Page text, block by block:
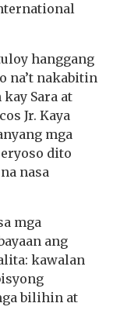
hanggang
na’t nakabitin
Sara at
Jr. Kaya
mga
dito
nasa
mga
ang
kawalan
bilihin at